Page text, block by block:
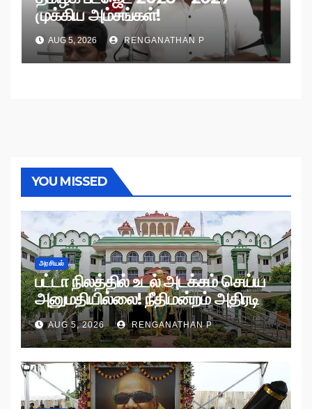
முக்கிய அம்சங்கள்!
AUG 5, 2026 RENGANATHAN P
YOU MISSED
அரசியல்
பட்டா நிலத்தில் உடல் அடக்கம் செய்ய
அனுமதியில்லை! நீதிமன்றம் அதிரடி
உத்தரவு!
AUG 5, 2026 RENGANATHAN P